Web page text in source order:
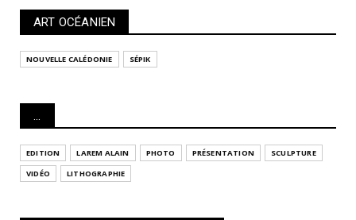
ART OCÉANIEN
NOUVELLE CALÉDONIE SÉPIK
...
EDITION LAREM ALAIN PHOTO PRÉSENTATION
SCULPTURE
VIDÉO
LITHOGRAPHIE